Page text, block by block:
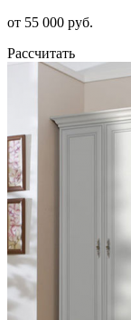
от 55 000 руб.
Рассчитать